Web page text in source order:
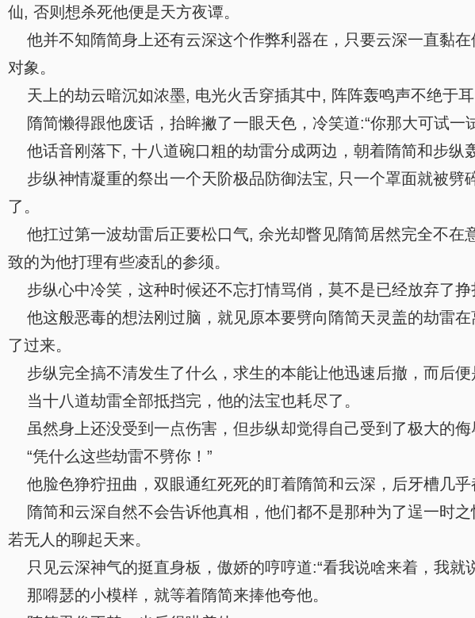
仙, 否则想杀死他便是天方夜谭。
他并不知隋简身上还有云深这个作弊利器在，只要云深一直黏
对象。
天上的劫云暗沉如浓墨, 电光火舌穿插其中, 阵阵轰鸣声不绝于耳
隋简懒得跟他废话，抬眸撇了一眼天色，冷笑道:“你那大可试一
他话音刚落下, 十八道碗口粗的劫雷分成两边，朝着隋简和步纵
步纵神情凝重的祭出一个天阶极品防御法宝, 只一个罩面就被劈
了。
他扛过第一波劫雷后正要松口气, 余光却瞥见隋简居然完全不在
致的为他打理有些凌乱的参须。
步纵心中冷笑，这种时候还不忘打情骂俏，莫不是已经放弃了
他这般恶毒的想法刚过脑，就见原本要劈向隋简天灵盖的劫雷
了过来。
步纵完全搞不清发生了什么，求生的本能让他迅速后撤，而后便
当十八道劫雷全部抵挡完，他的法宝也耗尽了。
虽然身上还没受到一点伤害，但步纵却觉得自己受到了极大的侮
“凭什么这些劫雷不劈你！”
他脸色狰狞扭曲，双眼通红死死的盯着隋简和云深，后牙槽几乎
隋简和云深自然不会告诉他真相，他们都不是那种为了逞一时
若无人的聊起天来。
只见云深神气的挺直身板，傲娇的哼哼道:“看我说啥来着，我就
那嘚瑟的小模样，就等着隋简来捧他夸他。